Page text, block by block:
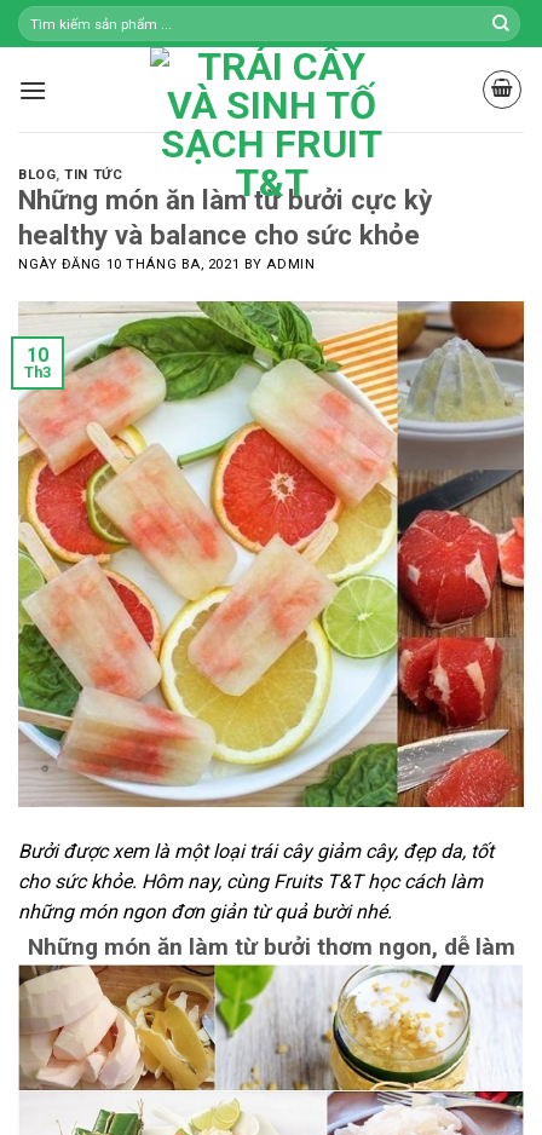
Skip
to
BLOG,TIN TỨC
Những món ăn làm từ bưởi cực kỳ
healthy và balance cho sức khỏe
NGÀY ĐĂNG 10 THÁNG BA, 2021 BYADMIN
10
Th3
Bưởi được xem là một loại trái cây giảm cây, đẹp da, tốt
cho sức khỏe. Hôm nay, cùng Fruits T&T học cách làm
những món ngon đơn giản từ quả bười nhé.
Những món ăn làm từ bưởi thơm ngon, dễ làm